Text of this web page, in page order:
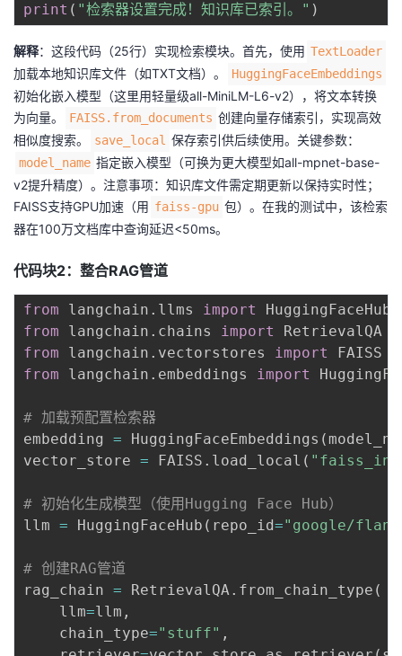
print ( "检索器设置完成！知识库已索引。" )
解释：这段代码（25行）实现检索模块。首先，使用 TextLoader
加载本地知识库文件（如TXT文档）。 HuggingFaceEmbeddings
初始化嵌入模型（这里用轻量级all-MiniLM-L6-v2），将文本转换
为向量。
FAISS.from_documents 创建向量存储索引，实现高效
相似度搜索。
save_local 保存索引供后续使用。关键参数：
model_name 指定嵌入模型（可换为更大模型如all-mpnet-base-
v2提升精度）。注意事项：知识库文件需定期更新以保持实时性；
FAISS支持GPU加速（用 faiss-gpu 包）。在我的测试中，该检索
器在100万文档库中查询延迟<50ms。
代码块2：整合RAG管道
from langchain . llms import
from langchain . chains import
from langchain . vectorstores import
from langchain . embeddings import
# 加载预配置检索器
embedding = HuggingFaceEmbeddings (
vector_store = FAISS . load_local (
# 初始化生成模型（使用Hugging Face Hub）
llm = HuggingFaceHub ( repo_id="google/
# 创建RAG管道
rag_chain = RetrievalQA. from_chain_type (
    llm
=llm ,
    chain_type
="stuff" ,